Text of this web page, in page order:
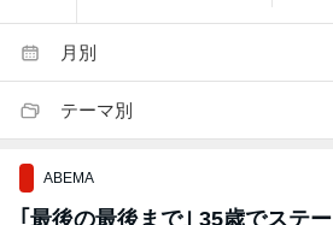
月別
テーマ別
ABEMA
｢最後の最後まで｣ 35歳でステ